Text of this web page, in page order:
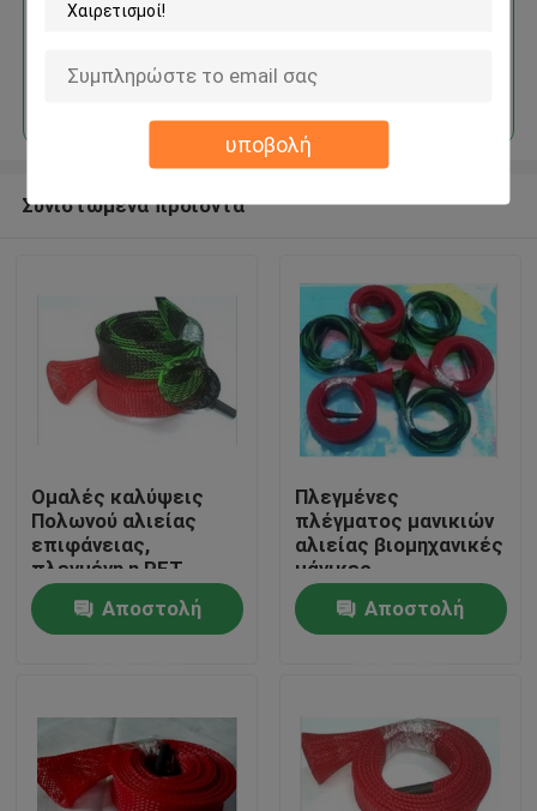
υποβολή
Προϊόντα
Περίπου εμείς
Να συνεχίσει
Συνιστώμενα προϊόντα
Ομαλές καλύψεις
Πολωνού αλιείας
επιφάνειας,
πλεγμένη η PET
ράβδος
προστατευτικό
Sleeving αλιείας
Αποστολή
Πλεγμένες
πλέγματος μανικιών
αλιείας βιομηχανικές
μάνικες
μανικιών ράβδων
προστατευτικές
Αποστολή